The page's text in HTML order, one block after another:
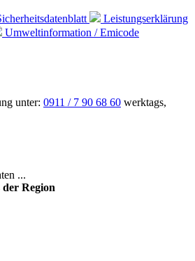
Leistungserklärung
Umweltinformation / Emicode
unter: 0911 / 7 90 68 60 werktags,
...
Region